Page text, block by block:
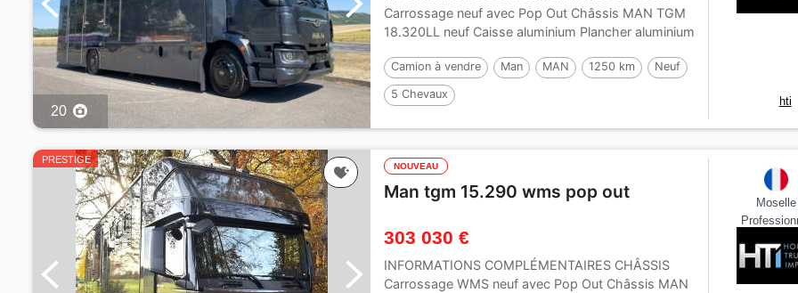
20
Carrossage neuf avec Pop Out Châssis MAN TGM
18.320LL neuf Caisse aluminium Plancher aluminium
Camion à vendre Man MAN 1250 km Neuf
5 Chevaux hti
PRESTIGE
NOUVEAU
Man tgm 15.290 wms pop out
303 030 €
INFORMATIONS COMPLÉMENTAIRES CHÂSSIS
Carrossage WMS neuf avec Pop Out Châssis MAN
Moselle